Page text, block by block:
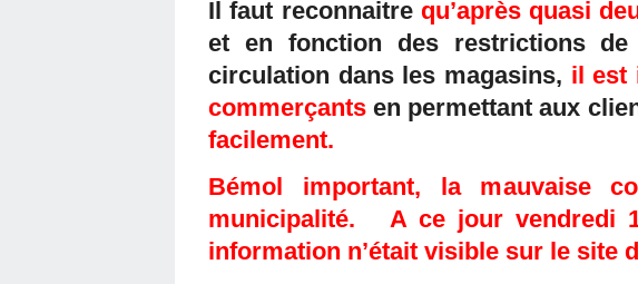
Il faut reconnaitre qu’après quasi
et en fonction des restrictions de
circulation dans les magasins, il est
commerçantsen permettant aux
facilement.
Bémol important, la mauvaise
municipalité. A ce jour vendredi
information n’était visible sur le site